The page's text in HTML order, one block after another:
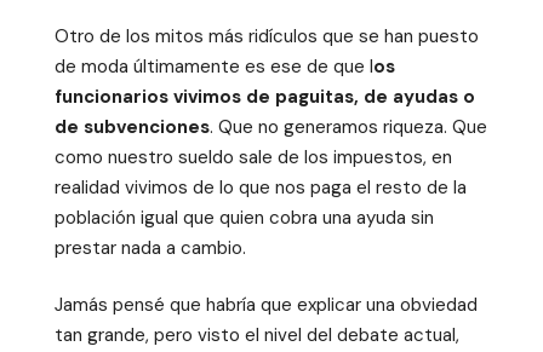
Otro de los mitos más ridículos que se han puesto
de moda últimamente es ese de que los
funcionarios vivimos de paguitas, de ayudas o
de subvenciones. Que no generamos riqueza. Que
como nuestro sueldo sale de los impuestos, en
realidad vivimos de lo que nos paga el resto de la
población igual que quien cobra una ayuda sin
prestar nada a cambio.
Jamás pensé que habría que explicar una obviedad
tan grande, pero visto el nivel del debate actual,